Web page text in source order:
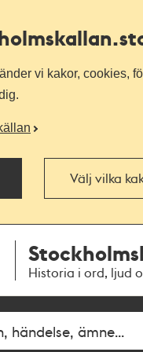
vi kakor, cookies,
Välj vilka
Historia i ord, ljud